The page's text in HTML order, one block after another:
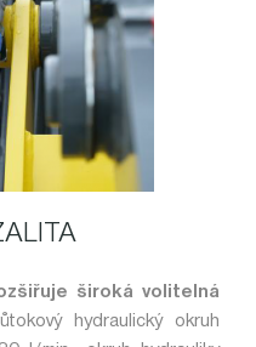
široká volitelná
hydraulický okruh